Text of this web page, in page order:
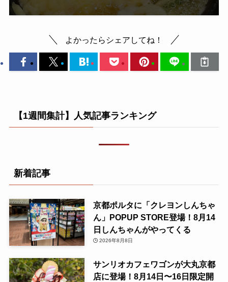
よかったらシェアしてね！
【1週間集計】人気記事ランキング
新着記事
京都ポルタに「クレヨンしんちゃ
ん」POPUP STORE登場！8月14
日しんちゃんがやってくる
2026年8月8日
サンリオカフェワゴンが大丸京都
店に登場！8月14日〜16日限定開